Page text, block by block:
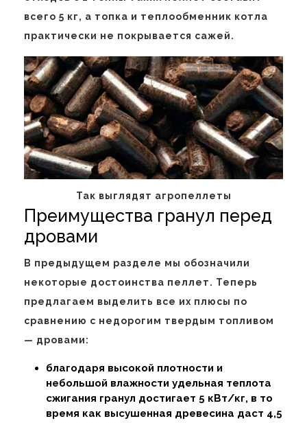
всего 5 кг, а топка и теплообменник котла
практически не покрывается сажей.
Так выглядят агропеллеты
Преимущества гранул перед
дровами
В предыдущем разделе мы обозначили
некоторые достоинства пеллет. Теперь
предлагаем выделить все их плюсы по
сравнению с недорогим твердым топливом
— дровами:
благодаря высокой плотности и
небольшой влажности удельная теплота
сжигания гранул достигает 5 кВт/кг, в то
время как высушенная древесина даст 4,5